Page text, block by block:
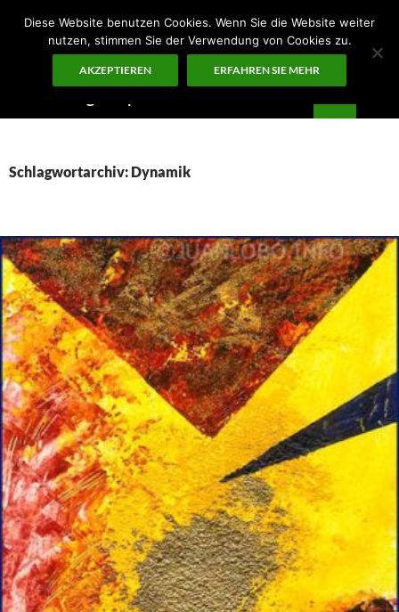
Inhalt
Schlagwortarchiv: Dynamik
Diese Website benutzen Cookies. Wenn Sie die Website weiter
nutzen, stimmen Sie der Verwendung von Cookies zu.
AKZEPTIEREN ERFAHREN SIE MEHR